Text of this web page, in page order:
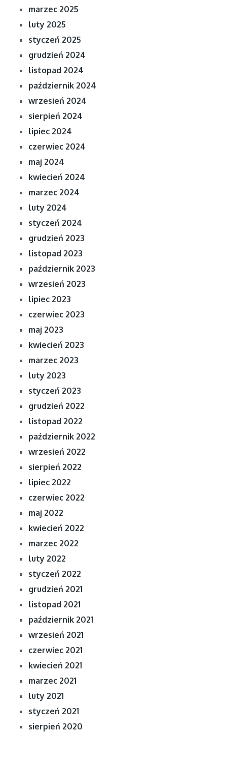
marzec 2025
luty 2025
styczeń 2025
grudzień 2024
listopad 2024
październik 2024
wrzesień 2024
sierpień 2024
lipiec 2024
czerwiec 2024
maj 2024
kwiecień 2024
marzec 2024
luty 2024
styczeń 2024
grudzień 2023
listopad 2023
październik 2023
wrzesień 2023
lipiec 2023
czerwiec 2023
maj 2023
kwiecień 2023
marzec 2023
luty 2023
styczeń 2023
grudzień 2022
listopad 2022
październik 2022
wrzesień 2022
sierpień 2022
lipiec 2022
czerwiec 2022
maj 2022
kwiecień 2022
marzec 2022
luty 2022
styczeń 2022
grudzień 2021
listopad 2021
październik 2021
wrzesień 2021
czerwiec 2021
kwiecień 2021
marzec 2021
luty 2021
styczeń 2021
sierpień 2020